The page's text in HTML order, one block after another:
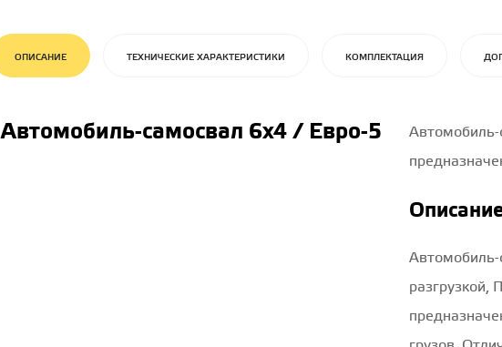
ОПИСАНИЕ ТЕХНИЧЕСКИЕ ХАРАКТЕРИСТИКИ КОМПЛЕКТАЦИЯ
Автомобиль-самосвал 6х4 / Евро-5
разгрузкой,